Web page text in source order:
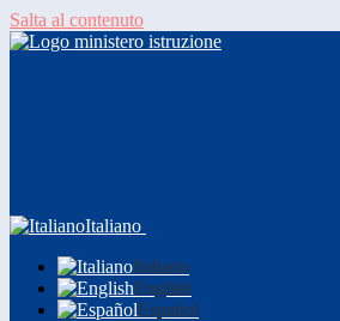
Salta al contenuto
Italiano
Italiano
English
Español